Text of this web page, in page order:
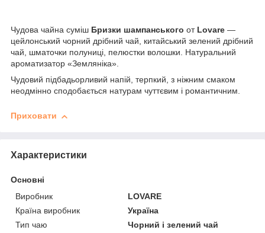
Чудова чайна суміш Бризки шампанського от Lovare —
цейлонський чорний дрібний чай, китайський зелений дрібний
чай, шматочки полуниці, пелюстки волошки. Натуральний
ароматизатор «Земляніка».
Чудовий підбадьорливий напій, терпкий, з ніжним смаком
неодмінно сподобається натурам чуттєвим і романтичним.
Приховати
Характеристики
Основні
Виробник
LOVARE
Країна виробник
Україна
Тип чаю
Чорний і зелений чай